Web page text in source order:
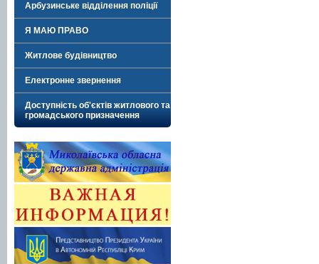
Арбузинське відділення поліції
Я МАЮ ПРАВО
Житлове будівництво
Електронне звернення
Доступність об'єктів житлового та
громадського призначення